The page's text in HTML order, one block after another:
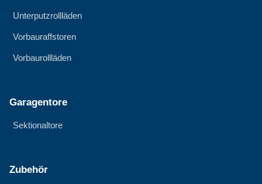
Unterputzrollläden
Vorbauraffstoren
Vorbaurollläden
Garagentore
Sektionaltore
Zubehör